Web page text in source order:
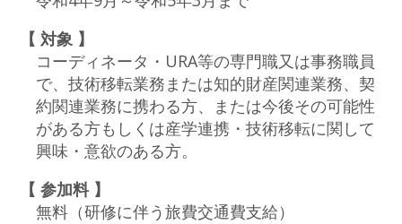
【 対象 】
コーディネータ・URA等の専門職又は事務職員
で、技術移転業務または知的財産関連業務、契
約関連業務に携わる方、または今後その可能性
がある方もしくは産学連携・技術移転に関して
興味・意欲のある方。
【 参加料 】
無料（研修に伴う旅費交通費支給）